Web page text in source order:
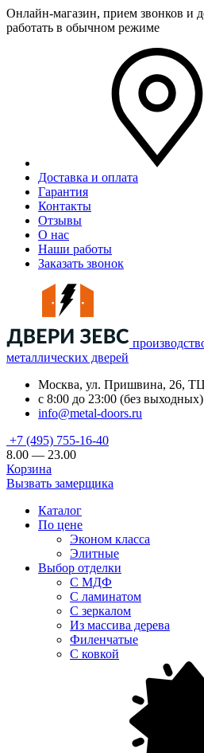
Онлайн-магазин, прием звонков и
работать в обычном режиме
Доставка и оплата
Гарантия
Контакты
Отзывы
О нас
Наши работы
Заказать звонок
металлических дверей
Москва, ул. Пришвина, 26,
с 8:00 до 23:00 (без выходных)
info@metal-doors.ru
+7 (495) 755-16-40
8.00 — 23.00
Корзина
Вызвать замерщика
Каталог
По цене
Эконом класса
Элитные
Выбор отделки
С МДФ
С ламинатом
С зеркалом
Из массива дерева
Филенчатые
С ковкой